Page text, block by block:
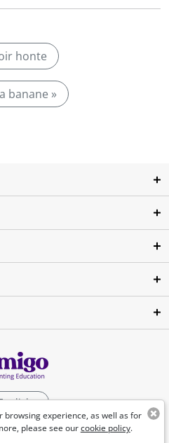
honte
banane »
browsing experience, as well as for
please see ourcookie policy.
2026